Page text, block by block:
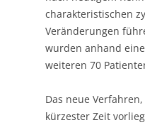
charakteristischen
Veränderungen
wurden anhand
weiteren 70
Das neue
kürzester Zeit